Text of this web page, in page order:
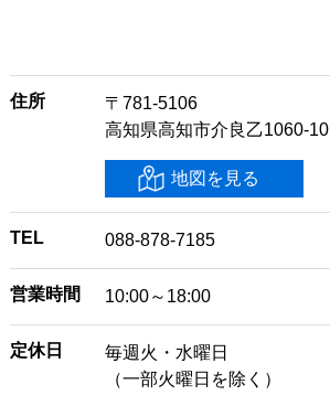
住所
〒781-5106
高知県高知市介良乙1060-10
地図を見る
TEL 088-878-7185
営業時間 10:00～18:00
定休日
毎週火・水曜日
（一部火曜日を除く）